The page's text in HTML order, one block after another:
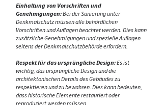
Einhaltung von Vorschriften und
Genehmigungen:Bei der Sanierung unter
Denkmalschutz müssen alle behördlichen
Vorschriften und Auflagen beachtet werden. Dies kann
zusätzliche Genehmigungen und spezielle Auflagen
seitens der Denkmalschutzbehörde erfordern.
Respekt für das ursprüngliche Design:Es ist
wichtig, das ursprüngliche Design und die
architektonischen Details des Gebäudes zu
respektieren und zu bewahren. Dies kann bedeuten,
dass historische Elemente restauriert oder
reproduziert werden müssen.